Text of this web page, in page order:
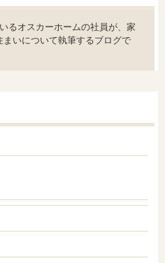
るオスカーホームの社員が、家
いについて執筆するブログで